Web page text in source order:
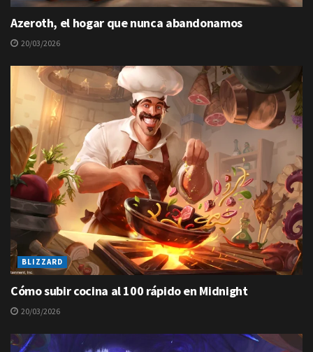
Azeroth, el hogar que nunca abandonamos
20/03/2026
BLIZZARD
Cómo subir cocina al 100 rápido en Midnight
20/03/2026